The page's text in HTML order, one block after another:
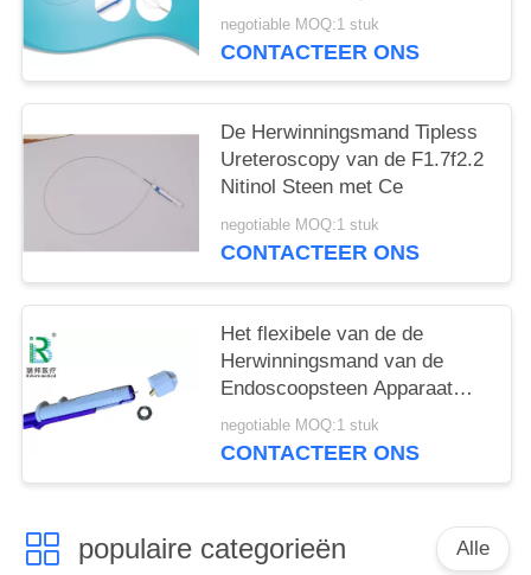
ISO13485
negotiable MOQ:1 stuk
CONTACTEER ONS
De Herwinningsmand Tipless
Ureteroscopy van de F1.7f2.2
Nitinol Steen met Ce
negotiable MOQ:1 stuk
CONTACTEER ONS
Het flexibele van de de
Herwinningsmand van de
Endoscoopsteen Apparaat
van de de Steenurologie van
Tipless Ngage
negotiable MOQ:1 stuk
CONTACTEER ONS
populaire categorieën Alle